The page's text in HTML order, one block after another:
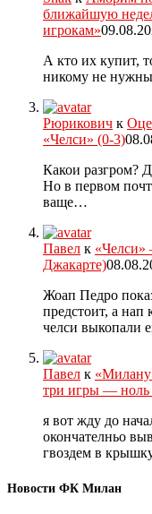
ближайшую
игрокам»
А кто их купит,
никому не нужны
Рюрикович к
«Челси» (0-3)
Какои разгром?
Но в первом
ваще…
Павел к
Джакарте)
Жоап Педро
предстоит, а нап
челси выкопали
Павел к
три игры — ноль
я вот жду до
окончателньо
гвоздем в
Новости ФК Милан